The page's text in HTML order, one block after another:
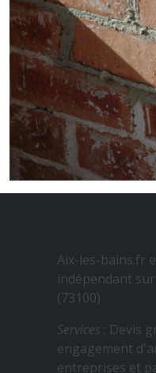
Aix-les-bains.fr
indépendant
(73100)
Services : Devis
engagement
entreprises et